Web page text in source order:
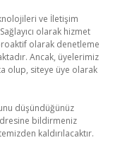
ve İletişim
olarak hizmet
olarak denetleme
Ancak, üyelerimiz
olup, siteye üye olarak
düşündüğünüz
bildirmeniz
kaldırılacaktır.